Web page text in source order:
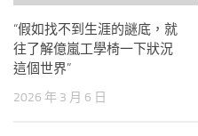
“假如找不到生涯的謎底，就
往了解億嵐工學椅一下狀況
這個世界”
2026 年 3 月 6 日